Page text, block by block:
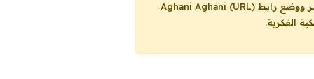
Aghani Aghani (URL)
الفكرية.